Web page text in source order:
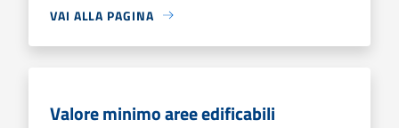
VAI ALLA PAGINA
Valore minimo aree edificabili